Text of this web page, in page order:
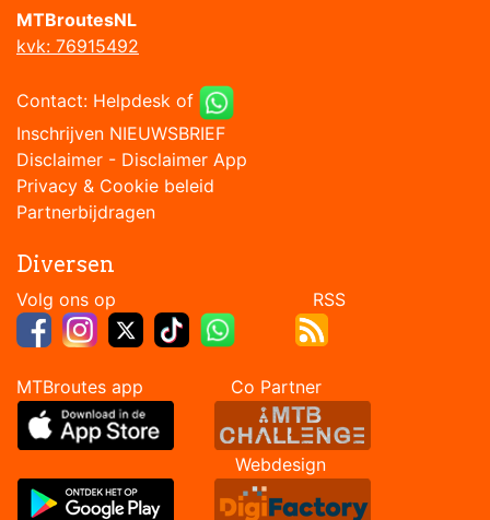
MTBroutesNL
kvk: 76915492
Contact: Helpdesk of
Inschrijven NIEUWSBRIEF
Disclaimer - Disclaimer App
Privacy & Cookie beleid
Partnerbijdragen
Diversen
Volg ons op RSS
MTBroutes app Co Partner
Webdesign